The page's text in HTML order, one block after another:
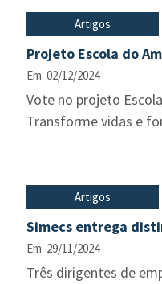
Artigos
Projeto Escola do
Em: 02/12/2024
Vote no projeto
Transforme vidas e
Artigos
Simecs entrega
Em: 29/11/2024
Três dirigentes de